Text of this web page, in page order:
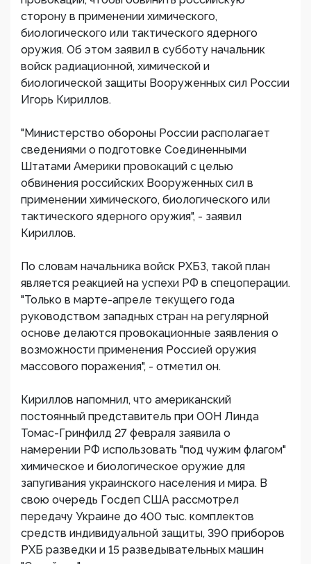
сторону в применении химического,
биологического или тактического ядерного
оружия. Об этом заявил в субботу начальник
войск радиационной, химической и
биологической защиты Вооруженных сил России
Игорь Кириллов.
"Министерство обороны России располагает
сведениями о подготовке Соединенными
Штатами Америки провокаций с целью
обвинения российских Вооруженных сил в
применении химического, биологического или
тактического ядерного оружия", - заявил
Кириллов.
По словам начальника войск РХБЗ, такой план
является реакцией на успехи РФ в спецоперации.
"Только в марте-апреле текущего года
руководством западных стран на регулярной
основе делаются провокационные заявления о
возможности применения Россией оружия
массового поражения", - отметил он.
Кириллов напомнил, что американский
постоянный представитель при ООН Линда
Томас-Гринфилд 27 февраля заявила о
намерении РФ использовать "под чужим флагом"
химическое и биологическое оружие для
запугивания украинского населения и мира. В
свою очередь Госдеп США рассмотрел
передачу Украине до 400 тыс. комплектов
средств индивидуальной защиты, 390 приборов
РХБ разведки и 15 разведывательных машин